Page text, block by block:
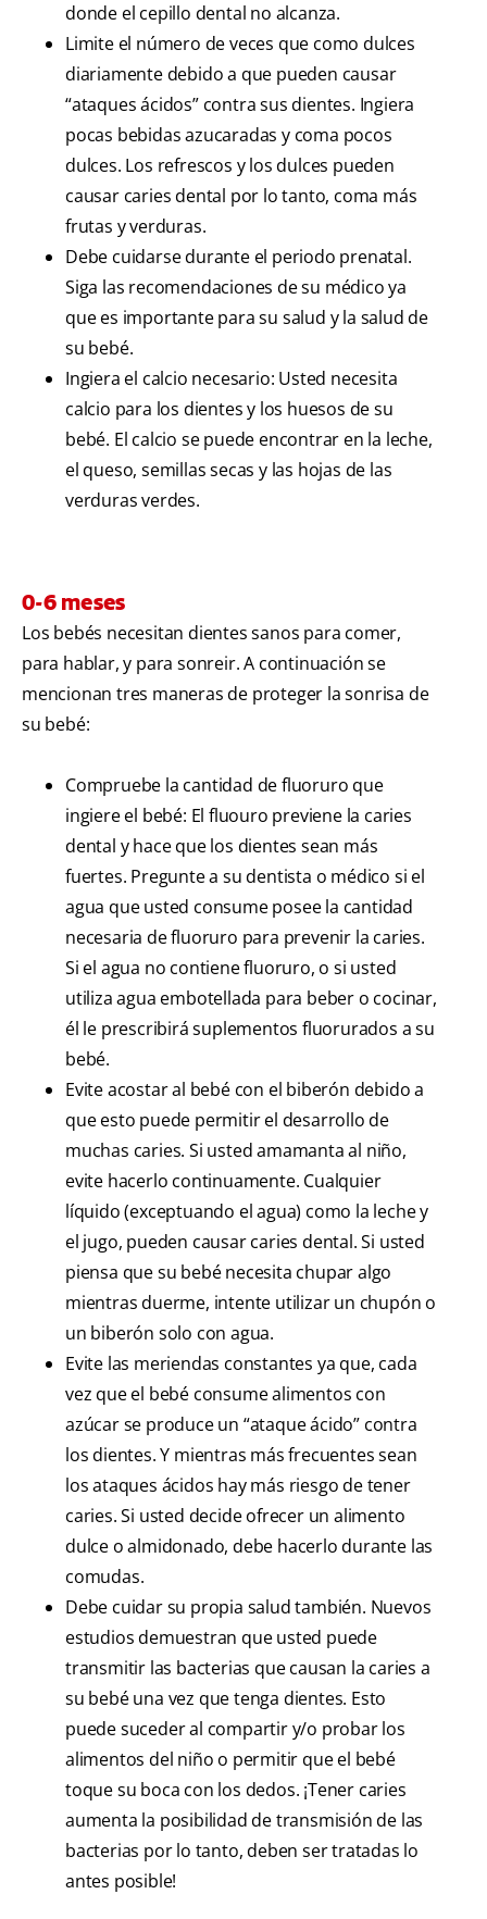
donde el cepillo dental no alcanza.
Limite el número de veces que como dulces
diariamente debido a que pueden causar
“ataques ácidos” contra sus dientes. Ingiera
pocas bebidas azucaradas y coma pocos
dulces. Los refrescos y los dulces pueden
causar caries dental por lo tanto, coma más
frutas y verduras.
Debe cuidarse durante el periodo prenatal.
Siga las recomendaciones de su médico ya
que es importante para su salud y la salud de
su bebé.
Ingiera el calcio necesario: Usted necesita
calcio para los dientes y los huesos de su
bebé. El calcio se puede encontrar en la leche,
el queso, semillas secas y las hojas de las
verduras verdes.
0-6 meses
Los bebés necesitan dientes sanos para comer,
para hablar, y para sonreir. A continuación se
mencionan tres maneras de proteger la sonrisa de
su bebé:
Compruebe la cantidad de fluoruro que
ingiere el bebé: El fluouro previene la caries
dental y hace que los dientes sean más
fuertes. Pregunte a su dentista o médico si el
agua que usted consume posee la cantidad
necesaria de fluoruro para prevenir la caries.
Si el agua no contiene fluoruro, o si usted
utiliza agua embotellada para beber o cocinar,
él le prescribirá suplementos fluorurados a su
bebé.
Evite acostar al bebé con el biberón debido a
que esto puede permitir el desarrollo de
muchas caries. Si usted amamanta al niño,
evite hacerlo continuamente. Cualquier
líquido (exceptuando el agua) como la leche y
el jugo, pueden causar caries dental. Si usted
piensa que su bebé necesita chupar algo
mientras duerme, intente utilizar un chupón o
un biberón solo con agua.
Evite las meriendas constantes ya que, cada
vez que el bebé consume alimentos con
azúcar se produce un “ataque ácido” contra
los dientes. Y mientras más frecuentes sean
los ataques ácidos hay más riesgo de tener
caries. Si usted decide ofrecer un alimento
dulce o almidonado, debe hacerlo durante las
comudas.
Debe cuidar su propia salud también. Nuevos
estudios demuestran que usted puede
transmitir las bacterias que causan la caries a
su bebé una vez que tenga dientes. Esto
puede suceder al compartir y/o probar los
alimentos del niño o permitir que el bebé
toque su boca con los dedos. ¡Tener caries
aumenta la posibilidad de transmisión de las
bacterias por lo tanto, deben ser tratadas lo
antes posible!